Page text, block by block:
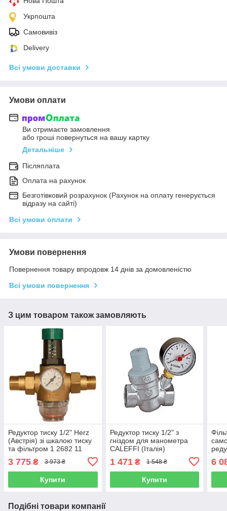
Укрпошта
Самовивіз
Delivery
Всі умови доставки
Умови оплати
Ви отримаєте замовлення
або гроші повернуться на вашу картку
Детальніше
Післяплата
Оплата на рахунок
Безготівковий розрахунок (Рахунок на оплату генерується
відразу на сайті)
Всі умови оплати
Умови повернення
Повернення товару впродовж 14 днів за домовленістю
Всі умови повернення
З цим товаром також замовляють
Редуктор тиску 1/2" Herz
(Австрія) зі шкалою тиску
та фільтром 1 2682 11
3 775 ₴ 3 973 ₴
Купити
Редуктор тиску 1/2" з
гніздом для манометра
CALEFFI (Італія)
1 471₴ 1 548 ₴
Купити
6
Подібні товари компанії